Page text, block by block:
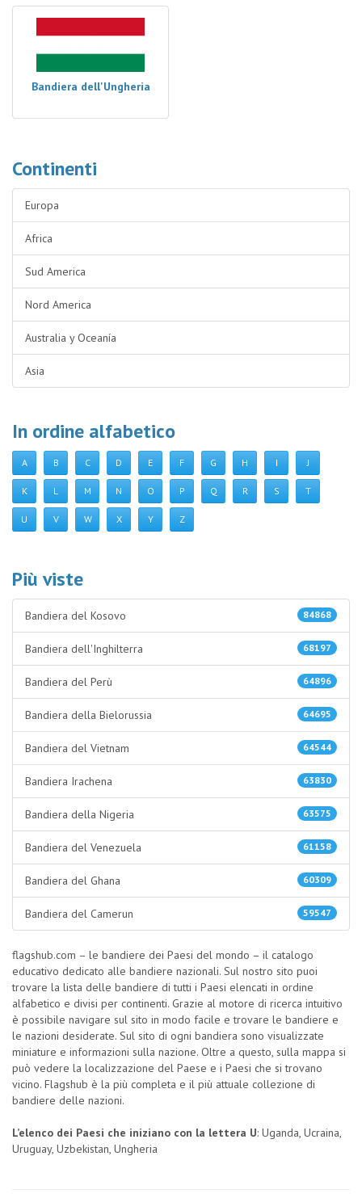
Bandiera dell'Ungheria
Continenti
Europa
Africa
Sud America
Nord America
Australia y Oceanía
Asia
In ordine alfabetico
A B C D E F G H I J
K L M N O P Q R S T
U V W X Y Z
Più viste
84868
Bandiera del Kosovo
68197
Bandiera dell'Inghilterra
64896
Bandiera del Perù
64695
Bandiera della Bielorussia
64544
Bandiera del Vietnam
63830
Bandiera Irachena
63575
Bandiera della Nigeria
61158
Bandiera del Venezuela
60309
Bandiera del Ghana
59547
Bandiera del Camerun
flagshub.com – le bandiere dei Paesi del mondo – il catalogo
educativo dedicato alle bandiere nazionali. Sul nostro sito puoi
trovare la lista delle bandiere di tutti i Paesi elencati in ordine
alfabetico e divisi per continenti. Grazie al motore di ricerca intuitivo
è possibile navigare sul sito in modo facile e trovare le bandiere e
le nazioni desiderate. Sul sito di ogni bandiera sono visualizzate
miniature e informazioni sulla nazione. Oltre a questo, sulla mappa si
può vedere la localizzazione del Paese e i Paesi che si trovano
vicino. Flagshub è la più completa e il più attuale collezione di
bandiere delle nazioni.
L’elenco dei Paesi che iniziano con la lettera U: Uganda, Ucraina,
Uruguay, Uzbekistan, Ungheria